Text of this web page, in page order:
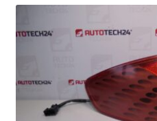
За нас
Контакт